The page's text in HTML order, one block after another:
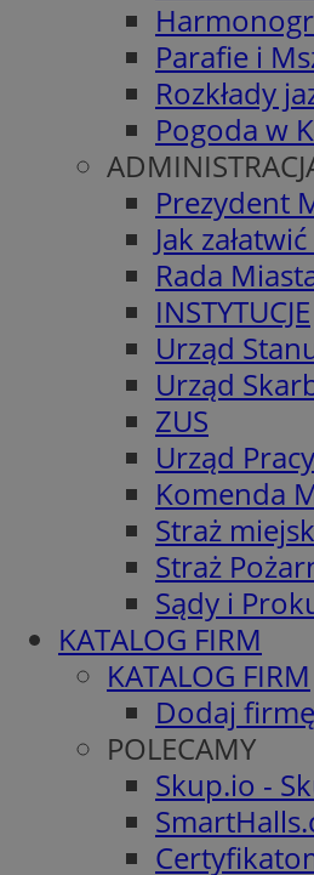
Parafie i
Rozkłady
Pogoda w
Prezydent
Jak
Rada
INSTYTUCJE
Urząd
Urząd
ZUS
Urząd Pracy
Komenda
Straż
Straż
Sądy i
KATALOG FIRM
KATALOG FIRM
Dodaj
POLECAMY
Skup.io -